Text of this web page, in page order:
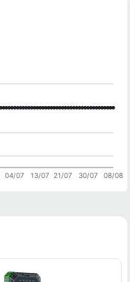
04/07 13/07 21/07 30/07 08/08